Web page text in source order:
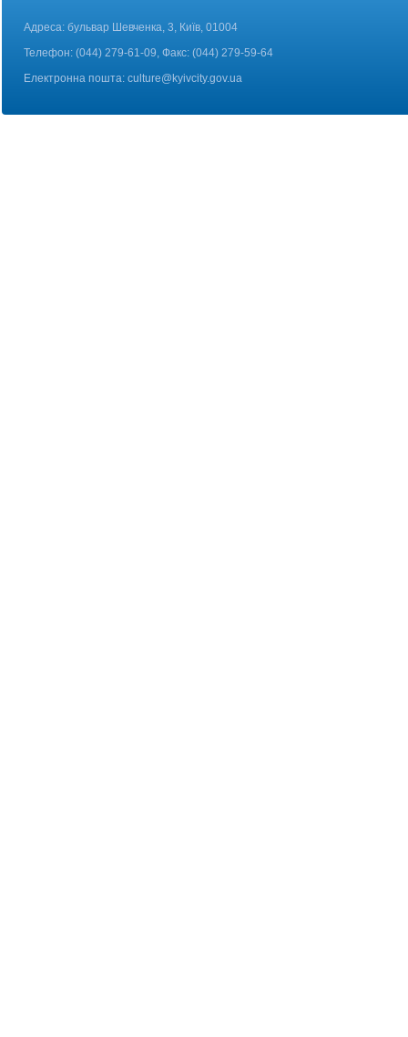
Адреса: бульвар Шевченка, 3, Київ, 01004
Телефон: (044) 279-61-09, Факс: (044) 279-59-64
Електронна пошта: culture@kyivcity.gov.ua